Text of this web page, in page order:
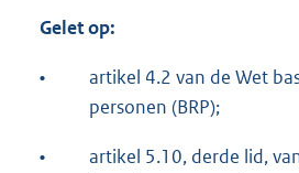
Gelet op:
•
artikel 4.2 van de Wet
personen (BRP);
•
artikel 5.10, derde lid,